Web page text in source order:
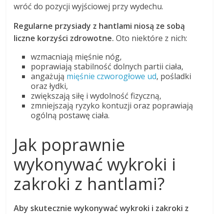
wróć do pozycji wyjściowej przy wydechu.
Regularne przysiady z hantlami niosą ze sobą
liczne korzyści zdrowotne. Oto niektóre z nich:
wzmacniają mięśnie nóg,
poprawiają stabilność dolnych partii ciała,
angażują mięśnie czworogłowe ud, pośladki
oraz łydki,
zwiększają siłę i wydolność fizyczną,
zmniejszają ryzyko kontuzji oraz poprawiają
ogólną postawę ciała.
Jak poprawnie
wykonywać wykroki i
zakroki z hantlami?
Aby skutecznie wykonywać wykroki i zakroki z